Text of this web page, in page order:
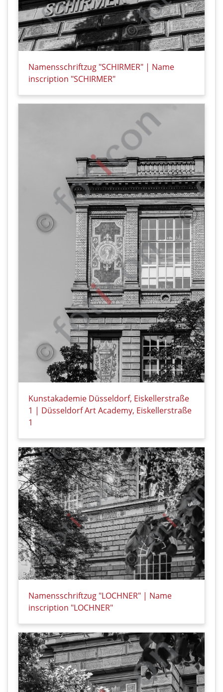
Namensschriftzug "SCHIRMER" | Name
inscription "SCHIRMER"
Kunstakademie Düsseldorf, Eiskellerstraße
1 | Düsseldorf Art Academy, Eiskellerstraße
1
Namensschriftzug "LOCHNER" | Name
inscription "LOCHNER"